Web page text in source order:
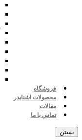
فروشگاه
محصولات اشنایدر
مقالات
تماس با ما
بستن